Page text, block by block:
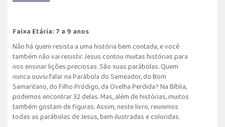
Faixa Etária: 7 a 9 anos
Não há quem resista a uma história bem contada, e você
também não vai resistir. Jesus contou muitas histórias para
nos ensinar lições preciosas. São suas parábolas. Quem
nunca ouviu falar na Parábola do Semeador, do Bom
Samaritano, do Filho Pródigo, da Ovelha Perdida? Na Bíblia,
podemos encontrar 32 delas. Mas, além de histórias, muitos
também gostam de figuras. Assim, neste livro, reunimos
todas as parábolas de Jesus, bem ilustradas e coloridas.